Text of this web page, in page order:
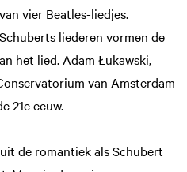
vier Beatles-liedjes.
liederen vormen de
het lied. Adam Łukawski,
van Amsterdam
21e eeuw.
de romantiek als Schubert